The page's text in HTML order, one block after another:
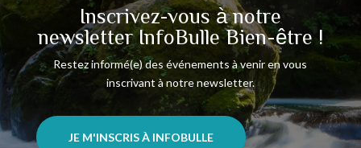
Inscrivez-vous à notre
newsletter InfoBulle Bien-être !
Restez informé(e) des événements à venir en vous
inscrivant à notre newsletter.
JE M'INSCRIS À INFOBULLE